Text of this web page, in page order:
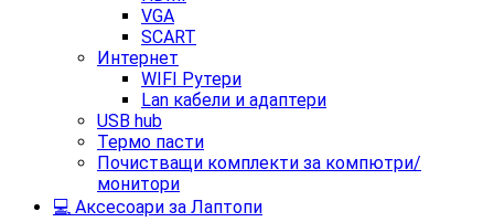
VGA
SCART
Интернет
WIFI Рутери
Lan кабели и адаптери
USB hub
Термо пасти
Почистващи комплекти за компютри/
монитори
💻 Аксесоари за Лаптопи